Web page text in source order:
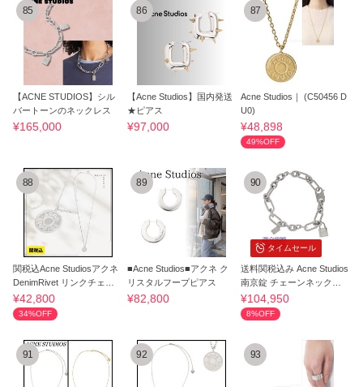
85
【ACNE STUDIOS】シル
バートーンのネックレス
¥165,000
86
【Acne Studios】国内発送
★ピアス
¥97,000
87
Acne Studios｜ (C50456 D
U0)
¥48,898
49%OFF
88
関税込Acne Studiosアクネ
DenimRivet リンクチェー
ンネックレス
¥42,800
34%OFF
89
■Acne Studios■アクネ ク
リスタルフープピアス
¥82,800
タイムセール
90
送料関税込み Acne Studios
南京錠 チェーンネックレ
ス
¥104,950
8%OFF
91 92 93